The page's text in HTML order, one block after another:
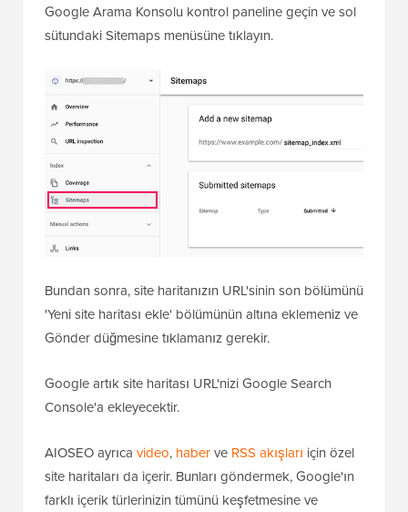
Google Arama Konsolu kontrol paneline geçin ve sol
sütundaki Sitemaps menüsüne tıklayın.
Bundan sonra, site haritanızın URL'sinin son bölümünü
'Yeni site haritası ekle' bölümünün altına eklemeniz ve
Gönder düğmesine tıklamanız gerekir.
Google artık site haritası URL'nizi Google Search
Console'a ekleyecektir.
AIOSEO ayrıca video, haberve RSS akışları için özel
site haritaları da içerir. Bunları göndermek, Google'ın
farklı içerik türlerinizin tümünü keşfetmesine ve